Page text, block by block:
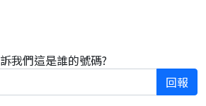
我們這是誰的號碼?
回報